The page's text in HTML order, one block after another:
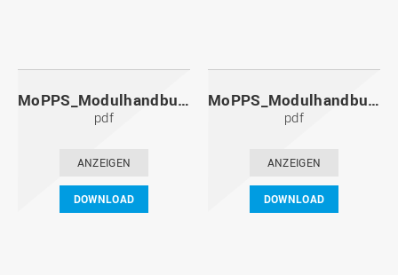
MoPPS_Modulhandbuch_20121201.pdf
pdf
ANZEIGEN
DOWNLOAD
MoPPS_Modulhandbuch_20120601.pdf
pdf
ANZEIGEN
DOWNLOAD